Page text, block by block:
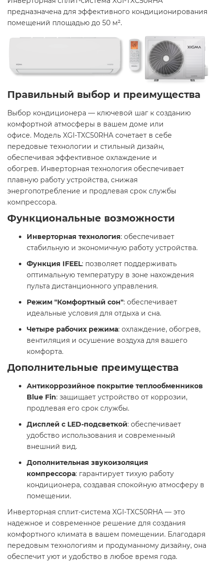
предназначена для эффективного кондиционирования
помещений площадью до 50 м². ​
Правильный выбор и преимущества
Выбор кондиционера — ключевой шаг к созданию
комфортной атмосферы в вашем доме или
офисе. Модель XGI-TXC50RHA сочетает в себе
передовые технологии и стильный дизайн,
обеспечивая эффективное охлаждение и
обогрев. Инверторная технология обеспечивает
плавную работу устройства, снижая
энергопотребление и продлевая срок службы
компрессора.​
Функциональные возможности
Инверторная технология: обеспечивает
стабильную и экономичную работу устройства.​
Функция IFEEL: позволяет поддерживать
оптимальную температуру в зоне нахождения
пульта дистанционного управления.​
Режим "Комфортный сон": обеспечивает
идеальные условия для отдыха и сна.​
Четыре рабочих режима: охлаждение, обогрев,
вентиляция и осушение воздуха для вашего
комфорта.​
Дополнительные преимущества
Антикоррозийное покрытие теплообменников
Blue Fin: защищает устройство от коррозии,
продлевая его срок службы.​
Дисплей с LED-подсветкой: обеспечивает
удобство использования и современный
внешний вид.​
Дополнительная звукоизоляция
компрессора: гарантирует тихую работу
кондиционера, создавая спокойную атмосферу в
помещении.​
Инверторная сплит-система XGI-TXC50RHA — это
надежное и современное решение для создания
комфортного климата в вашем помещении. Благодаря
передовым технологиям и продуманному дизайну, она
обеспечит уют и удобство в любое время года.​